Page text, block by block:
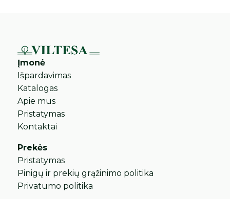
Įmonė
Išpardavimas
Katalogas
Apie mus
Pristatymas
Kontaktai
Prekės
Pristatymas
Pinigų ir prekių grąžinimo politika
Privatumo politika